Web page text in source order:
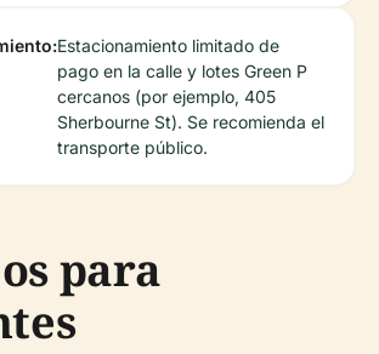
Estacionamiento limitado de
pago en la calle y lotes Green P
cercanos (por ejemplo, 405
Sherbourne St). Se recomienda el
transporte público.
para